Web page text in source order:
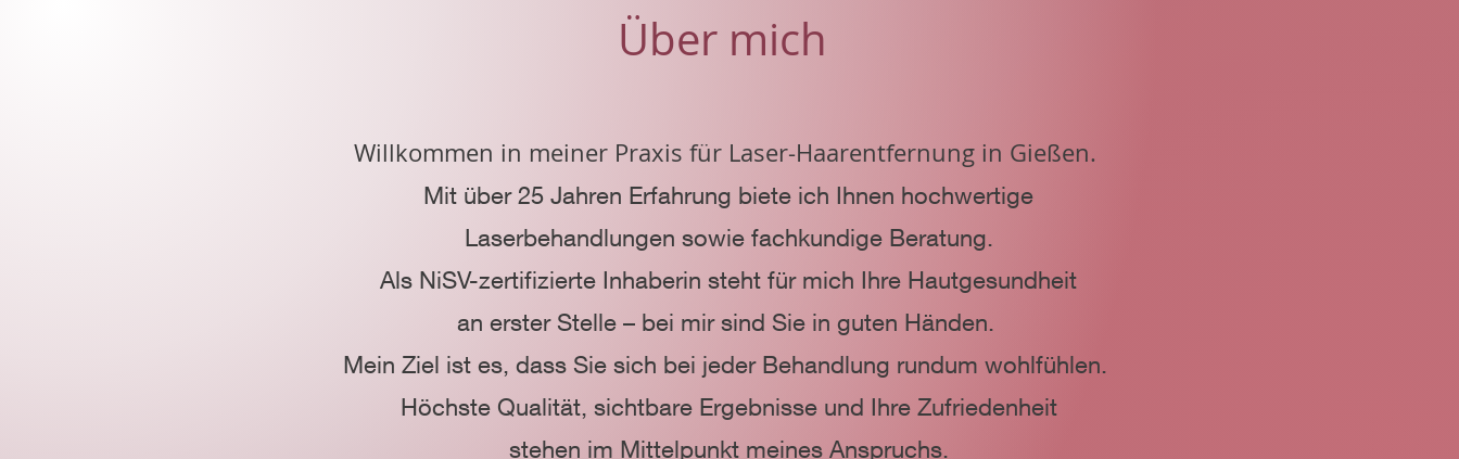
Über mich
Willkommen in meiner Praxis für Laser-Haarentfernung in Gießen.
Mit über 25 Jahren Erfahrung biete ich Ihnen hochwertige
Laserbehandlungen sowie fachkundige Beratung.
Als NiSV-zertifizierte Inhaberin steht für mich Ihre Hautgesundheit
an erster Stelle – bei mir sind Sie in guten Händen.
Mein Ziel ist es, dass Sie sich bei jeder Behandlung rundum wohlfühlen.
Höchste Qualität, sichtbare Ergebnisse und Ihre Zufriedenheit
stehen im Mittelpunkt meines Anspruchs.